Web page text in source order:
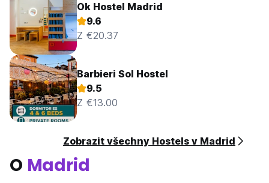
Ok Hostel Madrid
9.6
Z €20.37
Barbieri Sol Hostel
9.5
Z €13.00
Zobrazit všechny Hostels v Madrid
O Madrid